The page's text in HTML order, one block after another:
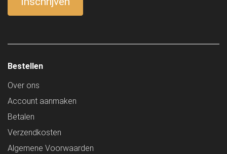
Bestellen
Over ons
Account aanmaken
Betalen
Verzendkosten
Algemene Voorwaarden